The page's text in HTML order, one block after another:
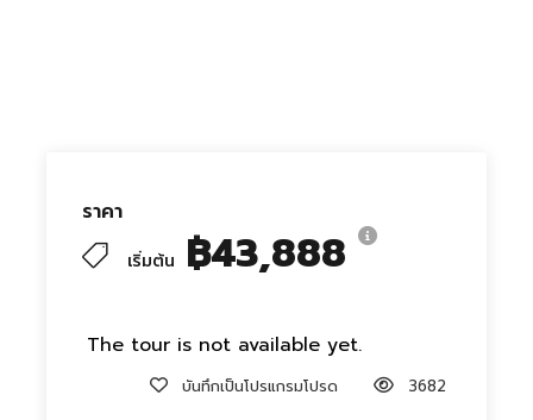
ราคา
เริ่มต้น ฿43,888
The tour is not available yet.
บันทึกเป็นโปรแกรมโปรด 3682